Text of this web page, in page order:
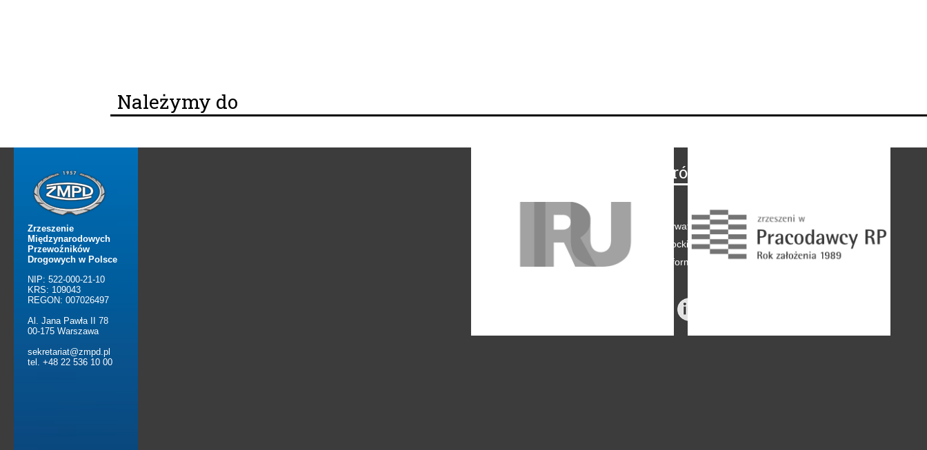
Należymy do
Zrzeszenie
Międzynarodowych
Przewoźników
Drogowych w Polsce
NIP: 522-000-21-10
KRS: 109043
REGON: 007026497
Al. Jana Pawła II 78
00-175 Warszawa
sekretariat@zmpd.pl
tel. +48 22 536 10 00
Na skróty
Polityka prywatności
Polityka coockies
-Klauzule informacyjne